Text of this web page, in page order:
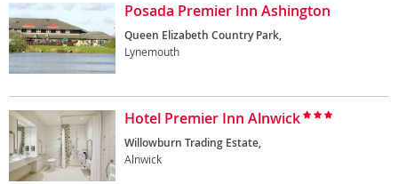
Posada Premier Inn Ashington
Queen Elizabeth Country Park,
Lynemouth
Hotel Premier Inn Alnwick
Willowburn Trading Estate,
Alnwick